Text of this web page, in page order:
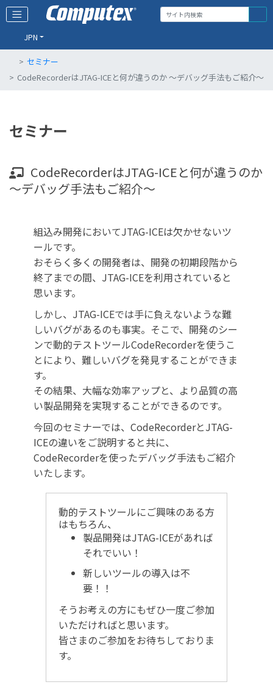
JPN
セミナー
CodeRecorderはJTAG-ICEと何が違うのか ～デバッグ手法もご紹介～
セミナー
CodeRecorderはJTAG-ICEと何が違うのか
～デバッグ手法もご紹介～
組込み開発においてJTAG-ICEは欠かせないツ
ールです。
おそらく多くの開発者は、開発の初期段階から
終了までの間、JTAG-ICEを利用されていると
思います。
しかし、JTAG-ICEでは手に負えないような難
しいバグがあるのも事実。そこで、開発のシー
ンで動的テストツールCodeRecorderを使うこ
とにより、難しいバグを発見することができま
す。
その結果、大幅な効率アップと、より品質の高
い製品開発を実現することができるのです。
今回のセミナーでは、CodeRecorderとJTAG-
ICEの違いをご説明すると共に、
CodeRecorderを使ったデバッグ手法もご紹介
いたします。
動的テストツールにご興味のある方
はもちろん、
製品開発はJTAG-ICEがあれば
それでいい！
新しいツールの導入は不
要！！
そうお考えの方にもぜひ一度ご参加
いただければと思います。
皆さまのご参加をお待ちしておりま
す。